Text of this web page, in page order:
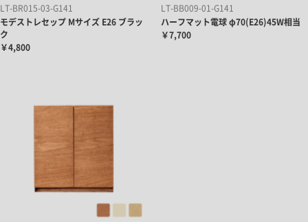
LT-BR015-03-G141
モデストレセップ Mサイズ E26 ブラッ
ク
￥4,800
LT-BB009-01-G141
ハーフマット電球 φ70(E26)45W相当
￥7,700